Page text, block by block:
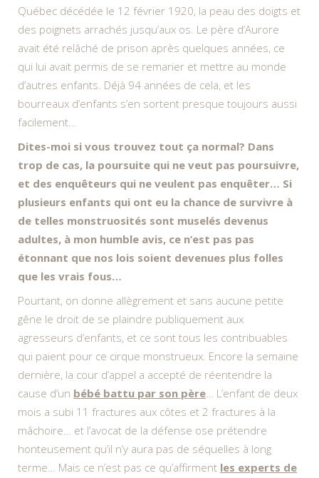
Québec décédée le 12 février 1920, la peau des doigts et
des poignets arrachés jusqu’aux os. Le père d’Aurore
avait été relâché de prison après quelques années, ce
qui lui avait permis de se remarier et mettre au monde
d’autres enfants. Déjà 94 années de cela, et les
bourreaux d’enfants s’en sortent presque toujours aussi
facilement…
Dites-moi si vous trouvez tout ça normal? Dans
trop de cas, la poursuite qui ne veut pas poursuivre,
et des enquêteurs qui ne veulent pas enquêter… Si
plusieurs enfants qui ont eu la chance de survivre à
de telles monstruosités sont muselés devenus
adultes, à mon humble avis, ce n’est pas pas
étonnant que nos lois soient devenues plus folles
que les vrais fous…
Pourtant, on donne allègrement et sans aucune petite
gêne le droit de se plaindre publiquement aux
agresseurs d’enfants, et ce sont tous les contribuables
qui paient pour ce cirque monstrueux. Encore la semaine
dernière, la cour d’appel a accepté de réentendre la
cause d’un bébé battu par son père… L’enfant de deux
mois a subi 11 fractures aux côtes et 2 fractures à la
mâchoire… et l’avocat de la défense ose prétendre
honteusement qu’il n’y aura pas de séquelles à long
terme… Mais ce n’est pas ce qu’affirment les experts de